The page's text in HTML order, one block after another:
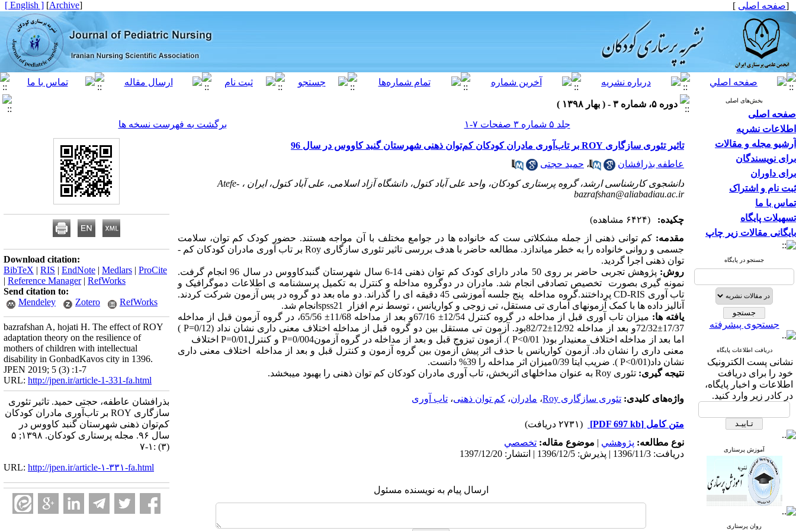
[صفحه اصلی ]
[
Archive
]
[ English ]
بخش‌های اصلی
صفحه اصلی
اطلاعات نشریه
آرشیو مجله و مقالات
برای نویسندگان
برای داوران
ثبت نام و اشتراک
تماس با ما
تسهیلات پایگاه
بایگانی مقالات زیر چاپ
جستجو در پایگاه
جستجوی پیشرفته
دریافت اطلاعات پایگاه
نشانی پست الکترونیک
خود را برای دریافت
اطلاعات و اخبار پایگاه،
در کادر زیر وارد کنید.
آموزش پرستاری
روان پرستاری
دوره ۵، شماره ۳ - ( بهار ۱۳۹۸ )
جلد ۵ شماره ۳ صفحات ۷-۱
برگشت به فهرست نسخه ها
تاثیر تئوری سازگاری ROY بر تاب‌آوری مادران کودکان کم‌توان ذهنی شهرستان گنبد کاووس در سال 96
عاطفه بذرافشان
، حمید حجتی
دانشجوی کارشناسی ارشد، گروه پرستاری کودکان، واحد علی آباد کتول، دانشگاه آزاد اسلامی، علی آباد کتول، ایران ، Atefe-
bazrafshan@aliabadiau.ac.ir
چکیده:
(۶۴۲۴ مشاهده)
مقدمه: کم ­توانی ذهنی از جمله مشکلاتی­ ست که خانواده ­ها در جوامع مختلف با آن مواجه هستند. حضور کودک کم ­توان، سلامت
جسمی و روانی خانواده را به خطر می­اندازد. مطالعه حاضر با هدف بررسی تاثیر تئوری سازگاری Royبر تاب ­آوری مادران کودکان کم ­
توان ذهنی اجرا گردید.
روش­:
پژوهش تجربی حاضر بر روی 50 مادر دارای کودک کم ­توان ذهنی 14-6 سال شهرستان گنبدکاووس در سال 96 انجام گرفت.
نمونه­ گیری بصورت تخصیص تصادفی انجام شد. مادران در دوگروه مداخله و کنترل به تکمیل پرسشنامه­ ی اطلاعات دموگرافیک و
تاب­ آوری CD-RIS
پرداختند.گروه مداخله پنج جلسه آموزشی 45 دقیقه ای را گذراند. دو ماه بعد دو گروه در پس آزمون شرکت کردند.
آنالیز داده­ ها با کمک آزمون­های آماری تی مستقل، تی زوجی و کواریانس ، توسط نرم افزار
spss21 انجام شد.
یافته ­ها:
میزان تاب­ آوری قبل از مداخله در گروه کنترل 12/54± 67/16و بعد از مداخله 11/68± 65/56، در گروه آزمون قبل از مداخله
17/37±72/32و بعد از مداخله 12/92±82/72بود. آزمون تی مستقل بین دو گروه قبل از مداخله اختلاف معنی­ داری نشان نداد (0/12=
P
)
اما بعد از مداخله اختلاف معنی­دار بود( 0/01>
P ). آزمون تی­زوج قبل و بعد از مداخله در گروه آزمون0/004= P و کنترل0/01= P اختلاف
معنی­ داری را نشان داد. آزمون کواریانس با حذف اثر پیش آزمون بین گروه آزمون و کنترل قبل و بعد از مداخله اختلاف معنی­ داری
نشان داد(0/01>
P ). ضریب ایتا 0/39میزان اثر مداخله را 39% دانست.
نتیجه ­گیری: تئوری Roy به­ عنوان مداخله­ای اثربخش، تاب­ آوری مادران کودکان کم ­توان ذهنی را بهبود می­بخشد.
واژه‌های کلیدی: تئوری سازگاری Roy ، مادران، کم توان ذهنی، تاب آوری
متن کامل [PDF 697 kb]
(۲۷۳۱ دریافت)
نوع مطالعه: پژوهشي | موضوع مقاله: تخصصي
دریافت: 1396/11/3 | پذیرش: 1396/12/5 | انتشار: 1397/12/20
ارسال پیام به نویسنده مسئول
Download citation:
BibTeX | RIS | EndNote | Medlars | ProCite
| Reference Manager| RefWorks
Send citation to:
Mendeley
Zotero RefWorks
bazrafshan A, hojati H. The effect of ROY
adaptation theory on the resilience of
mothers of children with intellectual
disability in GonbadKavos city in 1396.
JPEN 2019; 5 (3) :1-7
URL: http://jpen.ir/article-1-331-fa.html
بذرافشان عاطفه، حجتی حمید. تاثیر تئوری
سازگاری ROY بر تاب‌آوری مادران کودکان
کم‌توان ذهنی شهرستان گنبد کاووس در
سال ۹۶. مجله پرستاری کودکان. ۱۳۹۸; ۵
(۳) :۱-۷
URL: http://jpen.ir/article-۱-۳۳۱-fa.html